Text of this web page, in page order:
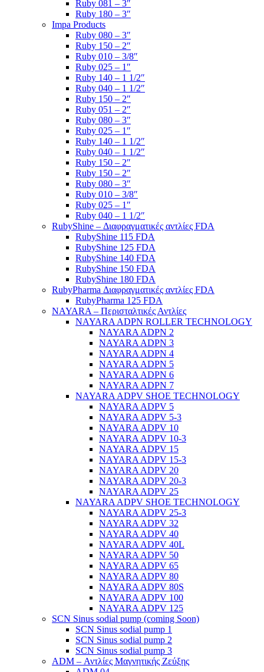
Ruby 081 – 3″
Ruby 180 – 3″
Impa Products
Ruby 080 – 3″
Ruby 150 – 2″
Ruby 010 – 3/8″
Ruby 025 – 1″
Ruby 140 – 1 1/2″
Ruby 040 – 1 1/2″
Ruby 150 – 2″
Ruby 051 – 2″
Ruby 080 – 3″
Ruby 025 – 1″
Ruby 140 – 1 1/2″
Ruby 040 – 1 1/2″
Ruby 150 – 2″
Ruby 150 – 2″
Ruby 080 – 3″
Ruby 010 – 3/8″
Ruby 025 – 1″
Ruby 040 – 1 1/2″
RubyShine – Διαφραγματικές αντλίες FDA
RubyShine 115 FDA
RubyShine 125 FDA
RubyShine 140 FDA
RubyShine 150 FDA
RubyShine 180 FDA
RubyPharma Διαφραγματικές αντλίες FDA
RubyPharma 125 FDA
NAYARA – Περισταλτικές Αντλίες
NAYARA ADPN ROLLER TECHNOLOGY
NAYARA ADPN 2
NAYARA ADPN 3
NAYARA ADPN 4
NAYARA ADPN 5
NAYARA ADPN 6
NAYARA ADPN 7
NAYARA ADPV SHOE TECHNOLOGY
NAYARA ADPV 5
NAYARA ADPV 5-3
NAYARA ADPV 10
NAYARA ADPV 10-3
NAYARA ADPV 15
NAYARA ADPV 15-3
NAYARA ADPV 20
NAYARA ADPV 20-3
NAYARA ADPV 25
NAYARA ADPV SHOE TECHNOLOGY
NAYARA ADPV 25-3
NAYARA ADPV 32
NAYARA ADPV 40
NAYARA ADPV 40L
NAYARA ADPV 50
NAYARA ADPV 65
NAYARA ADPV 80
NAYARA ADPV 80S
NAYARA ADPV 100
NAYARA ADPV 125
SCN Sinus sodial pump (coming Soon)
SCN Sinus sodial pump 1
SCN Sinus sodial pump 2
SCN Sinus sodial pump 3
ADM – Αντλίες Μαγνητικής Ζεύξης